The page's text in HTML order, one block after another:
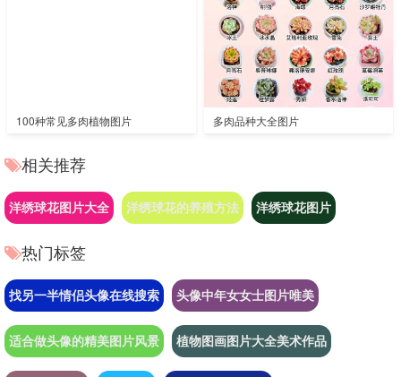
100种常见多肉植物图片 多肉品种大全图片
相关推荐
洋绣球花图片大全 洋绣球花的养殖方法 洋绣球花图片
热门标签
找另一半情侣头像在线搜索 头像中年女女士图片唯美
适合做头像的精美图片风景 植物图画图片大全美术作品